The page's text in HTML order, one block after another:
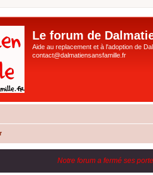
Le forum de
Aide au replacement et à l'adoption de
contact@dalmatiensansfamille.fr
Notre forum a fermé ses